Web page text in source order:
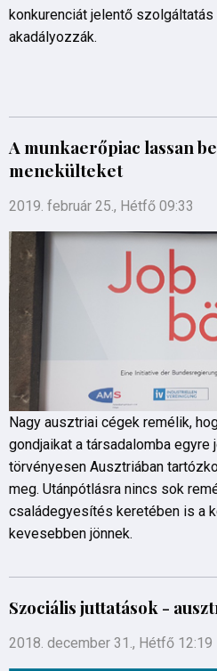
konkurenciát jelentő
akadályozzák.
A munkaerőpiac lassan
menekülteket
2019. február 25., Hétfő 09:33
Nagy ausztriai cégek remélik,
gondjaikat a társadalomba
törvényesen Ausztriában
meg. Utánpótlásra nincs sok
családegyesítés keretében is a
kevesebben jönnek.
Szociális juttatások -
2018. december 31., Hétfő 12:19